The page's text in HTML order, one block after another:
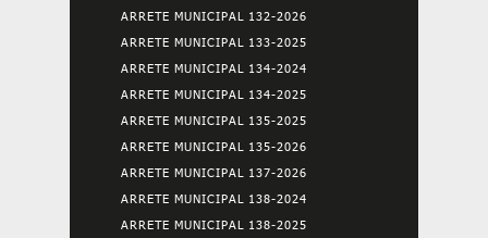
ARRETE MUNICIPAL 132-2026
ARRETE MUNICIPAL 133-2025
ARRETE MUNICIPAL 134-2024
ARRETE MUNICIPAL 134-2025
ARRETE MUNICIPAL 135-2025
ARRETE MUNICIPAL 135-2026
ARRETE MUNICIPAL 137-2026
ARRETE MUNICIPAL 138-2024
ARRETE MUNICIPAL 138-2025